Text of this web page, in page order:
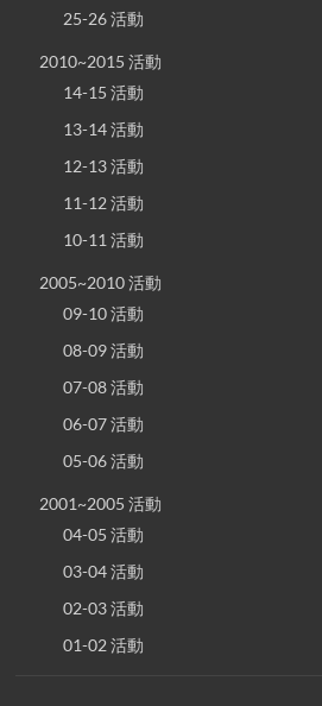
25-26 活動
2010~2015 活動
14-15 活動
13-14 活動
12-13 活動
11-12 活動
10-11 活動
2005~2010 活動
09-10 活動
08-09 活動
07-08 活動
06-07 活動
05-06 活動
2001~2005 活動
04-05 活動
03-04 活動
02-03 活動
01-02 活動